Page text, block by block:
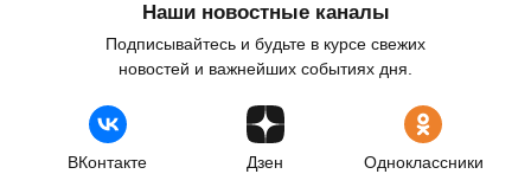
Наши новостные каналы
Подписывайтесь и будьте в курсе свежих
новостей и важнейших событиях дня.
ВКонтакте Дзен Одноклассники